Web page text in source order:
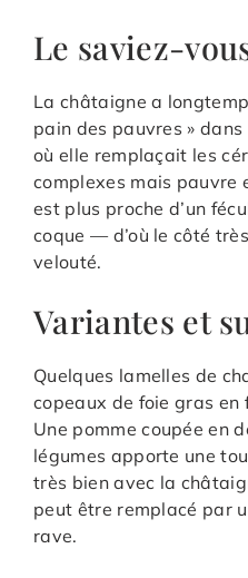
Le saviez-
La châtaigne a
pain des pauvres »
où elle remplaçait les
complexes mais pauvre
est plus proche d’un
coque — d’où le côté
velouté.
Variantes et
Quelques lamelles de
copeaux de foie gras en
Une pomme coupée en
légumes apporte une
très bien avec la
peut être remplacé par
rave.